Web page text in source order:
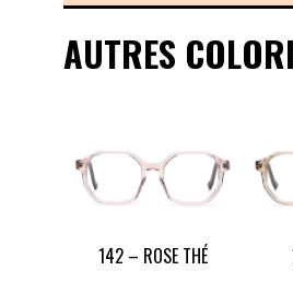
AUTRES
142 – ROSE THÉ